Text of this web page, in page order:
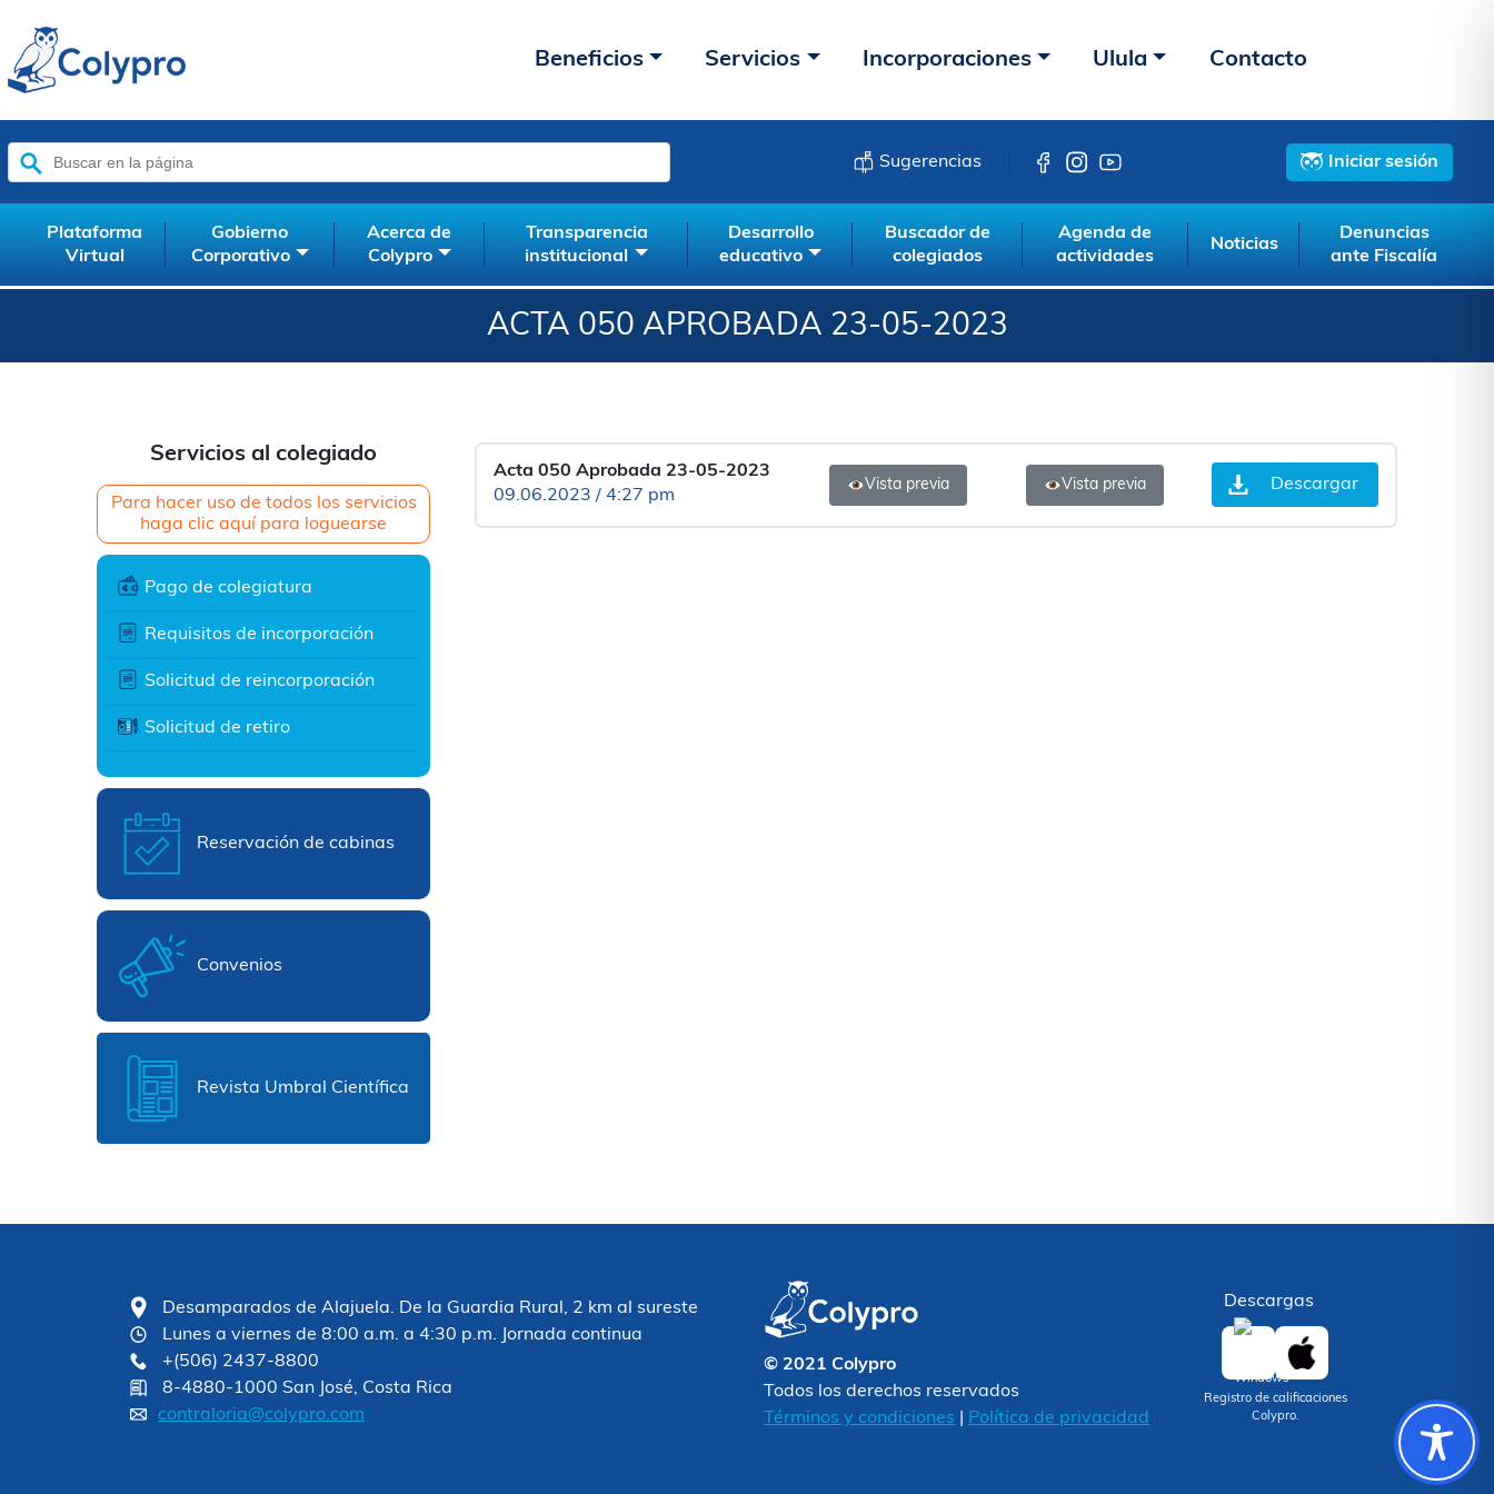
Beneficios Servicios Incorporaciones Ulula Contacto
Buscar:
Sugerencias Iniciar sesión
Plataforma
Virtual
Gobierno
Corporativo
Acerca de
Colypro
Transparencia
institucional
Desarrollo
educativo
Buscador de
colegiados
Agenda de
actividades
Noticias
Denuncias
ante Fiscalía
ACTA 050 APROBADA 23-05-2023
Servicios al colegiado
Para hacer uso de todos los servicios
haga clic aquí para loguearse
Pago de colegiatura
Requisitos de incorporación
Solicitud de reincorporación
Solicitud de retiro
Reservación de cabinas
Convenios
Revista Umbral Científica
Acta 050 Aprobada 23-05-2023
09.06.2023 / 4:27 pm
Vista previa Vista previa Descargar
Desamparados de Alajuela. De la Guardia Rural, 2 km al sureste
Lunes a viernes de 8:00 a.m. a 4:30 p.m. Jornada continua
+(506) 2437-8800
8-4880-1000 San José, Costa Rica
contraloria@colypro.com
© 2021 Colypro
Todos los derechos reservados
Términos y condiciones
Política de privacidad
Descargas
Registro de calificaciones
Colypro.